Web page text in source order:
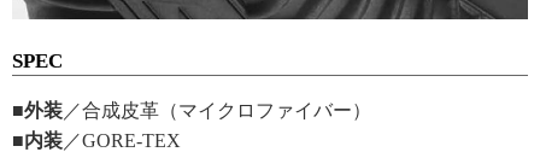
SPEC
■外装 ／合成皮革（マイクロファイバー）
■内装 ／GORE-TEX